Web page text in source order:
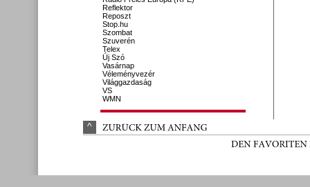
Reflektor
Reposzt
Stop.hu
Szombat
Szuverén
Telex
Új Szó
Vasárnap
Véleményvezér
Világgazdaság
VS
WMN
^ ZURÜCK ZUM ANFANG
DEN FAVORITEN